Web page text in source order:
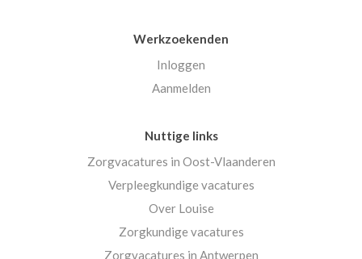
Werkzoekenden
Inloggen
Aanmelden
Nuttige links
Zorgvacatures in Oost-Vlaanderen
Verpleegkundige vacatures
Over Louise
Zorgkundige vacatures
Zorgvacatures in Antwerpen